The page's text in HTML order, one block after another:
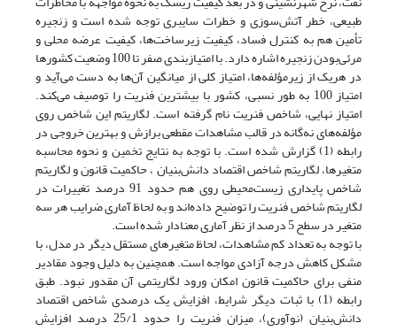
طبیعی، خطر آتش‌سوزی و خطرات سایبری توجه شده است و زنجیره
تأمین هم به کنترل فساد، کیفیت زیرساخت‌ها، کیفیت عرضه محلی و
مرئی‌بودن زنجیره اشاره دارد. با امتیاز‌بندی صفر تا 100 وضعیت کشورها
در هر‌یک از زیرمؤلفه‌ها، امتیاز کلی از میانگین آن‌ها به دست می‌آید و
امتیاز 100 به طور نسبی، کشور با بیشترین فنریت را توصیف می‌کند.
امتیاز نهایی، شاخص فنریت نام گرفته است. لگاریتم این شاخص روی
مؤلفه‌های نه‌گانه در قالب مشاهدات مقطعی برازش و بهترین خروجی در
رابطه (1) گزارش شده است. با توجه به نتایج تخمین و نحوه محاسبه
متغیرها، لگاریتم شاخص اقتصاد دانش‌بنیان ، حاکمیت قانون و لگاریتم
شاخص پایداری زیست‌محیطی روی هم حدود 91 درصد تغییرات در
لگاریتم شاخص فنریت را توضیح داده‌اند و به لحاظ آماری ضرایب هر سه
متغیر در سطح 5 درصد از نظر آماری معنادار شده است.
با توجه به تعداد کم مشاهدات، لحاظ متغیرهای مستقل دیگر در مدل، با
مشکل کاهش درجه آزادی مواجه است. همچنین به دلیل وجود مقادیر
منفی برای حاکمیت قانون امکان ورود لگاریتمی آن مقدور نبود. طبق
رابطه (1) با ثبات دیگر شرایط، افزایش یک درصدی شاخص اقتصاد
دانش‌بنیان (نوآوری)، میزان فنریت را حدود 25/1 درصد افزایش